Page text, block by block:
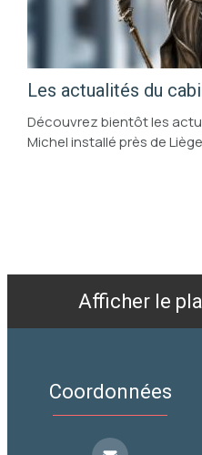
Les actualités du
Découvrez bientôt les
Michel installé près de Liège
Afficher le
Coordonnées